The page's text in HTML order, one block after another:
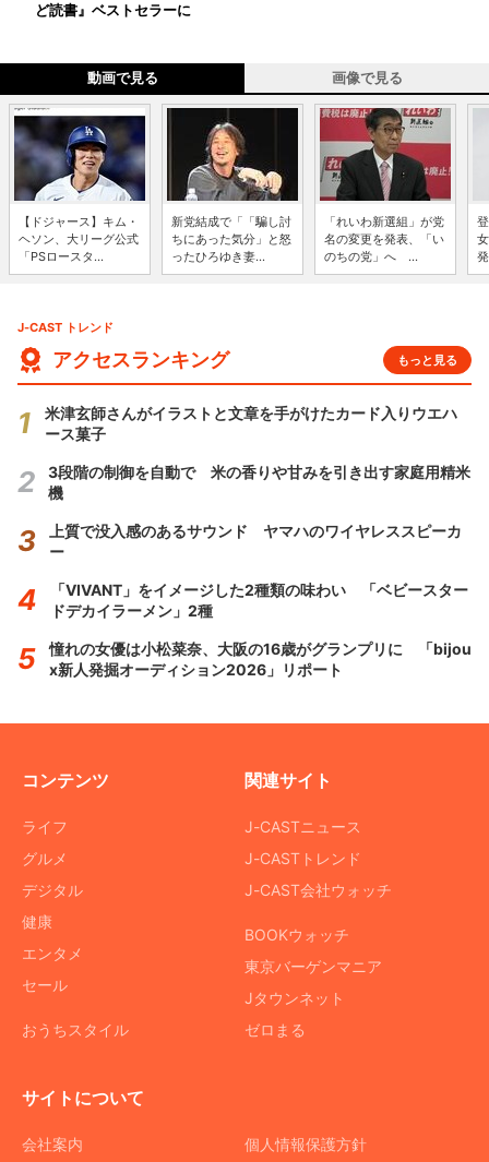
ど読書』ベストセラーに
動画で見る 画像で見る
【ドジャース】キム・
ヘソン、大リーグ公式
「PSロースタ...
新党結成で「「騙し討
ちにあった気分」と怒
ったひろゆき妻...
「れいわ新選組」が党
名の変更を発表、「い
のちの党」へ ...
J-CAST トレンド
アクセスランキング もっと見る
米津玄師さんがイラストと文章を手がけたカード入りウエハ
ース菓子
3段階の制御を自動で 米の香りや甘みを引き出す家庭用精米
機
上質で没入感のあるサウンド ヤマハのワイヤレススピーカ
ー
「VIVANT」をイメージした2種類の味わい 「ベビースター
ドデカイラーメン」2種
憧れの女優は小松菜奈、大阪の16歳がグランプリに 「bijou
x新人発掘オーディション2026」リポート
コンテンツ
ライフ
グルメ
デジタル
健康
エンタメ
セール
おうちスタイル
関連サイト
J-CASTニュース
J-CASTトレンド
J-CAST会社ウォッチ
BOOKウォッチ
東京バーゲンマニア
Jタウンネット
ゼロまる
サイトについて
会社案内 個人情報保護方針